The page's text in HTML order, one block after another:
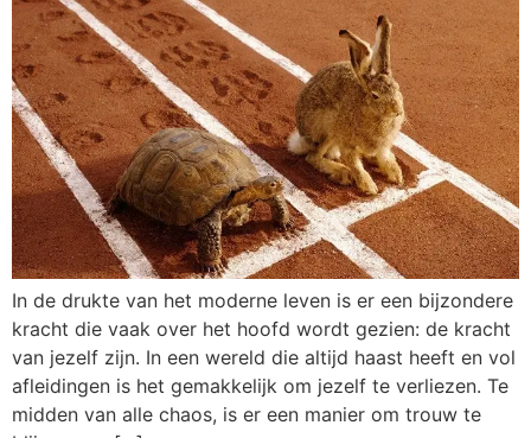
In de drukte van het moderne leven is er een bijzondere
kracht die vaak over het hoofd wordt gezien: de kracht
van jezelf zijn. In een wereld die altijd haast heeft en vol
afleidingen is het gemakkelijk om jezelf te verliezen. Te
midden van alle chaos, is er een manier om trouw te